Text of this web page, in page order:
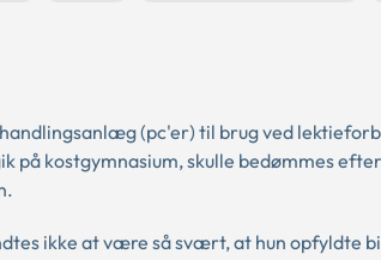
(pc'er) til brug ved
på kostgymnasium, skulle bedømmes
ikke at være så svært, at hun opfyldte